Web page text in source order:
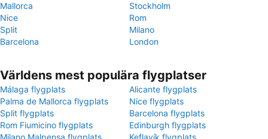
Mallorca
Stockholm
Nice
Rom
Split
Milano
Barcelona
London
Världens mest populära flygplatser
Málaga flygplats
Alicante flygplats
Palma de Mallorca flygplats
Nice flygplats
Split flygplats
Barcelona flygplats
Rom Fiumicino flygplats
Edinburgh flygplats
Milano Malpensa flygplats
Keflavík flygplats